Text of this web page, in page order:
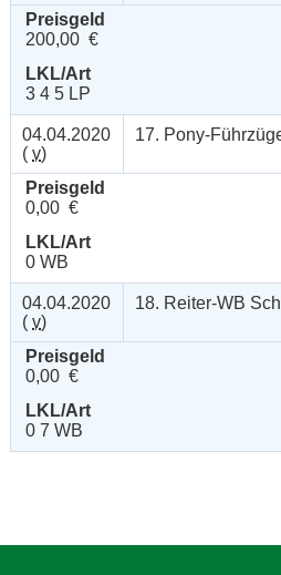
Preisgeld
200,00 €
LKL/Art
3 4 5 LP
04.04.2020
( v)
17. Pony-
Preisgeld
0,00 €
LKL/Art
0 WB
04.04.2020
( v)
18. Reiter-WB
Preisgeld
0,00 €
LKL/Art
0 7 WB